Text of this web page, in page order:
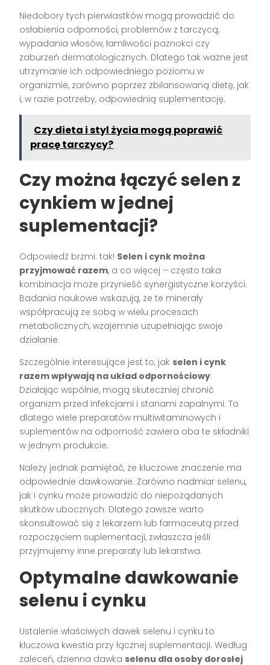
Niedobory tych pierwiastków mogą prowadzić do
osłabienia odporności, problemów z tarczycą,
wypadania włosów, łamliwości paznokci czy
zaburzeń dermatologicznych. Dlatego tak ważne jest
utrzymanie ich odpowiedniego poziomu w
organizmie, zarówno poprzez zbilansowaną dietę, jak
i, w razie potrzeby, odpowiednią suplementację.
Czy dieta i styl życia mogą poprawić
pracę tarczycy?
Czy można łączyć selen z
cynkiem w jednej
suplementacji?
Odpowiedź brzmi: tak! Selen i cynk można
przyjmować razem, a co więcej – często taka
kombinacja może przynieść synergistyczne korzyści.
Badania naukowe wskazują, że te minerały
współpracują ze sobą w wielu procesach
metabolicznych, wzajemnie uzupełniając swoje
działanie.
Szczególnie interesujące jest to, jak selen i cynk
razem wpływają na układ odpornościowy.
Działając wspólnie, mogą skuteczniej chronić
organizm przed infekcjami i stanami zapalnymi. To
dlatego wiele preparatów multiwitaminowych i
suplementów na odporność zawiera oba te składniki
w jednym produkcie.
Należy jednak pamiętać, że kluczowe znaczenie ma
odpowiednie dawkowanie. Zarówno nadmiar selenu,
jak i cynku może prowadzić do niepożądanych
skutków ubocznych. Dlatego zawsze warto
skonsultować się z lekarzem lub farmaceutą przed
rozpoczęciem suplementacji, zwłaszcza jeśli
przyjmujemy inne preparaty lub lekarstwa.
Optymalne dawkowanie
selenu i cynku
Ustalenie właściwych dawek selenu i cynku to
kluczowa kwestia przy łącznej suplementacji. Według
zaleceń, dzienna dawka selenu dla osoby dorosłej